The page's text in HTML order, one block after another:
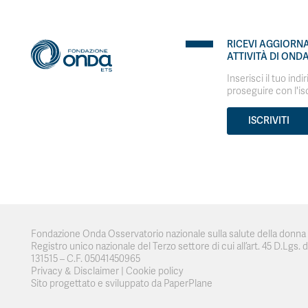
RICEVI
ATTIVITÀ DI
Inserisci il tuo
proseguire con
ISCRIVITI
Fondazione Onda Osservatorio nazionale sulla salute della
Registro unico nazionale del Terzo settore di cui all’art. 45 D.Lgs.
131515 – C.F. 05041450965
Privacy & Disclaimer
Cookie policy
Sito progettato e sviluppato da PaperPlane